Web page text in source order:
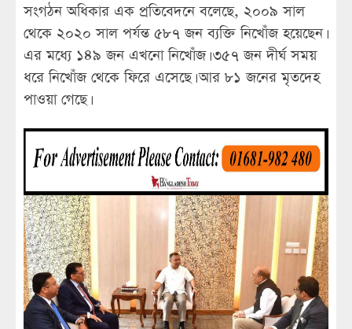
সংগঠন অধিকার এক প্রতিবেদনে বলেছে, ২০০৯ সাল
থেকে ২০২০ সাল পর্যন্ত ৫৮৭ জন ব্যক্তি নিখোঁজ হয়েছেন।
এর মধ্যে ১৪৯ জন এখনো নিখোঁজ। ৩৫৭ জন দীর্ঘ সময়
ধরে নিখোঁজ থেকে ফিরে এসেছে। আর ৮১ জনের মৃতদেহ
পাওয়া গেছে।